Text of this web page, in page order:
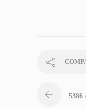
5386